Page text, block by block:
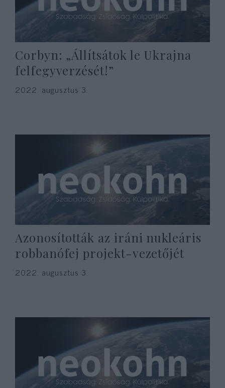
Corbyn: „Állítsátok le Ukrajna
felfegyverzését!”
2022. augusztus 3.
Azonosították az iráni nukleáris
robbanófej projekt-vezetőjét
2022. augusztus 3.